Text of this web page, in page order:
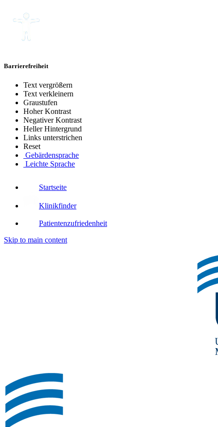
Barrierefreiheit
Text vergrößern
Text verkleinern
Graustufen
Hoher Kontrast
Negativer Kontrast
Heller Hintergrund
Links unterstrichen
Reset
Gebärdensprache
Leichte Sprache
Startseite
Klinikfinder
Patientenzufriedenheit
Skip to main content